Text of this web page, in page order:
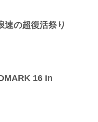
速の超復活祭り
16 in